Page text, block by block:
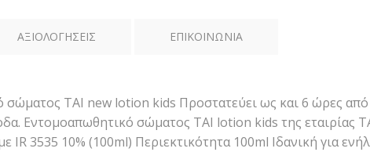
ΑΞΙΟΛΟΓΗΣΕΙΣ ΕΠΙΚΟΙΝΩΝΙΑ
σώματος TAΙ new lotion kids Προστατεύει ως και 6 ώρες
Εντομοαπωθητικό σώματος TAΙ lotion kids της εταιρίας
IR 3535 10% (100ml) Περιεκτικότητα 100ml Ιδανική για